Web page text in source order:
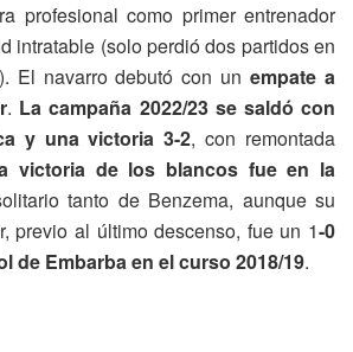
profesional como primer entrenador
intratable (solo perdió dos partidos en
El navarro debutó con unempate a
. La campaña 2022/23 se saldó con
y una victoria 3-2, con remontada
victoria de los blancos fue en la
tanto de Benzema, aunque su
previo al último descenso, fue un 1-0
de Embarba en el curso 2018/19.